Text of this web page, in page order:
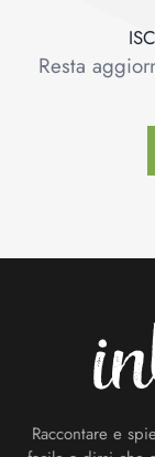
Resta
Raccontare e